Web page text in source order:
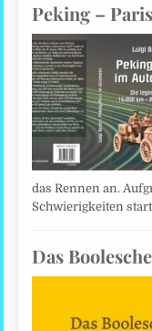
Peking –
das Rennen an.
Schwierigkeiten
Das